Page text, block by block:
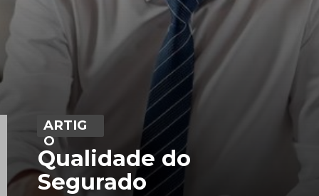
Qualidade do
Segurado
ARTIG
O